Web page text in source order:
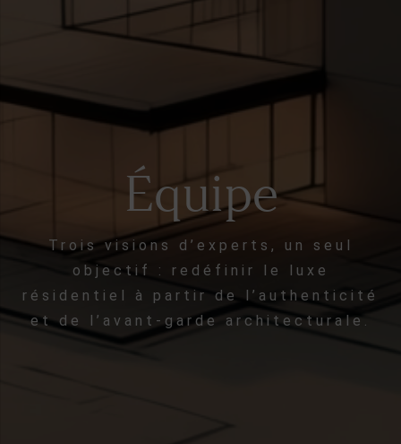
Équipe
Trois visions d’experts, un seul
objectif : redéfinir le luxe
résidentiel à partir de l’authenticité
et de l’avant-garde architecturale.